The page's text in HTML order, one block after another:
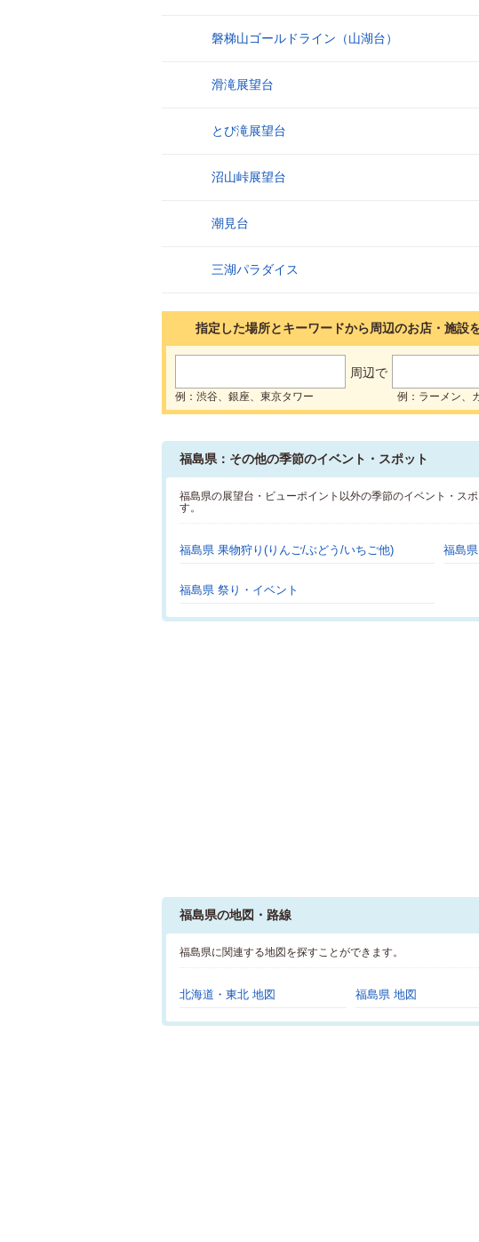
磐梯山ゴールドライン（山湖台）
滑滝展望台
とび滝展望台
沼山峠展望台
潮見台
三湖パラダイス
指定した場所とキーワードから周辺のお店・施設
周辺で
例：渋谷、銀座、東京タワー 例：ラーメン、
福島県：その他の季節のイベント・スポット
福島県の展望台・ビューポイント以外の季節のイベント・ス
す。
福島県 果物狩り(りんご/ぶどう/いちご他) 福島
福島県 祭り・イベント
福島県の地図・路線
福島県に関連する地図を探すことができます。
北海道・東北 地図 福島県 地図